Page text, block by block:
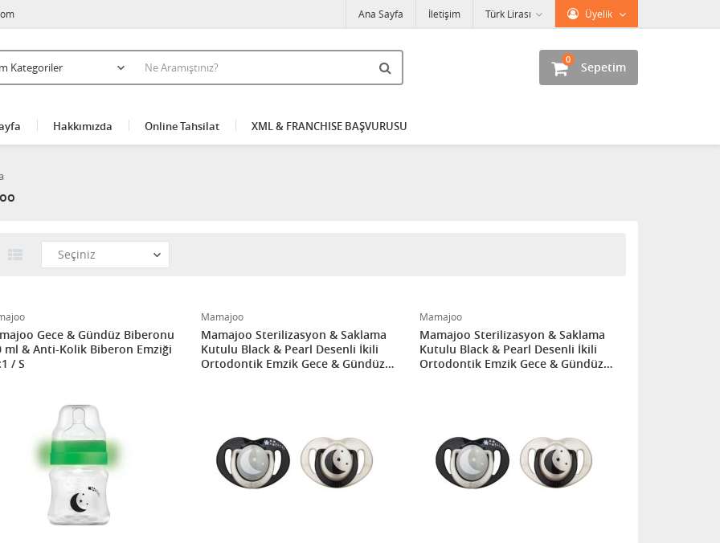
Üyelik
Türk Lirası
Ana Sayfa İletişim
Sepetim
0
Hakkımızda Online Tahsilat XML & FRANCHISE BAŞVURUSU
Gece & Gündüz Biberonu
ml & Anti-Kolik Biberon Emziği
/ S
Mamajoo
Mamajoo Sterilizasyon & Saklama
Kutulu Black & Pearl Desenli İkili
Ortodontik Emzik Gece & Gündüz /
Mamajoo
Mamajoo Sterilizasyon & Saklama
Kutulu Black & Pearl Desenli İkili
Ortodontik Emzik Gece & Gündüz /